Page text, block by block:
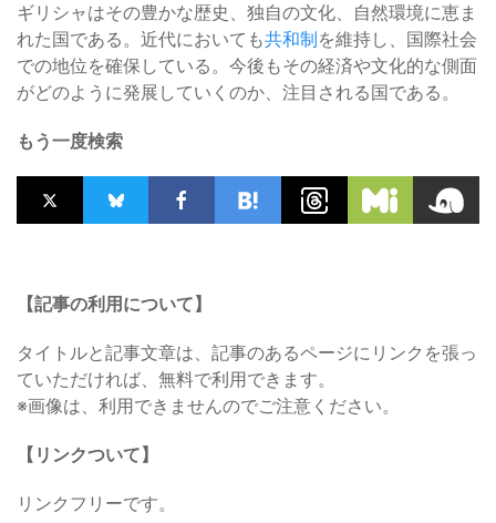
ギリシャはその豊かな歴史、独自の文化、自然環境に恵ま
れた国である。近代においても共和制を維持し、国際社会
での地位を確保している。今後もその経済や文化的な側面
がどのように発展していくのか、注目される国である。
もう一度検索
【記事の利用について】
タイトルと記事文章は、記事のあるページにリンクを張っ
ていただければ、無料で利用できます。
※画像は、利用できませんのでご注意ください。
【リンクついて】
リンクフリーです。